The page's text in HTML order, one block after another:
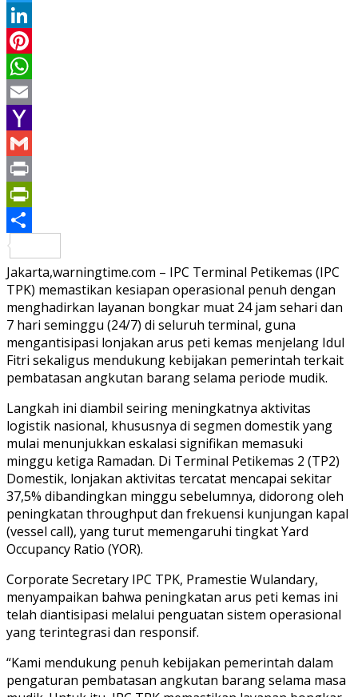
Twitter
LinkedIn
Pinterest
WhatsApp
Email
Yahoo
Mail
Gmail
Print
PrintFriendly
Jakarta,warningtime.com – IPC Terminal Petikemas (IPC
TPK) memastikan kesiapan operasional penuh dengan
menghadirkan layanan bongkar muat 24 jam sehari dan
7 hari seminggu (24/7) di seluruh terminal, guna
mengantisipasi lonjakan arus peti kemas menjelang Idul
Fitri sekaligus mendukung kebijakan pemerintah terkait
pembatasan angkutan barang selama periode mudik.
Langkah ini diambil seiring meningkatnya aktivitas
logistik nasional, khususnya di segmen domestik yang
mulai menunjukkan eskalasi signifikan memasuki
minggu ketiga Ramadan. Di Terminal Petikemas 2 (TP2)
Domestik, lonjakan aktivitas tercatat mencapai sekitar
37,5% dibandingkan minggu sebelumnya, didorong oleh
peningkatan throughput dan frekuensi kunjungan kapal
(vessel call), yang turut memengaruhi tingkat Yard
Occupancy Ratio (YOR).
Corporate Secretary IPC TPK, Pramestie Wulandary,
menyampaikan bahwa peningkatan arus peti kemas ini
telah diantisipasi melalui penguatan sistem operasional
yang terintegrasi dan responsif.
“Kami mendukung penuh kebijakan pemerintah dalam
pengaturan pembatasan angkutan barang selama masa